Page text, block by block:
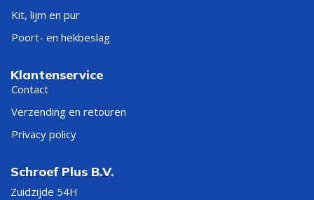
Kit, lijm en pur
Poort- en hekbeslag
Klantenservice
Contact
Verzending en retouren
Privacy policy
Schroef Plus B.V.
Zuidzijde 54H